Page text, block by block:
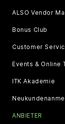
ALSO Vendor
Bonus Club
Customer
Events & Online
ITK Akademie
ANBIETER